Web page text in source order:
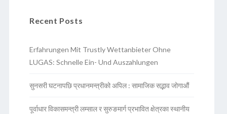
Recent Posts
Erfahrungen Mit Trustly Wettanbieter Ohne
LUGAS: Schnelle Ein- Und Auszahlungen
सुनसरी घटनापछि प्रधानमन्त्रीको अपिल : सामाजिक सद्भाव जोगाऔं
पूर्वाधार विकासमन्त्री लम्साल र सुरुङमार्ग प्रभावित क्षेत्रका स्थानीय